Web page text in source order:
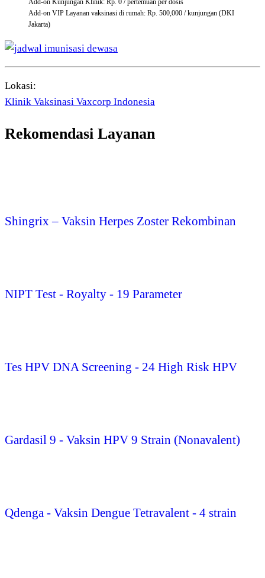
Add-on Kunjungan Klinik: Rp. 0 / pertemuan per dosis
Add-on VIP Layanan vaksinasi di rumah: Rp. 500,000 / kunjungan (DKI
Jakarta)
Lokasi:
Klinik Vaksinasi Vaxcorp Indonesia
Rekomendasi Layanan
Shingrix – Vaksin Herpes Zoster Rekombinan
NIPT Test - Royalty - 19 Parameter
Tes HPV DNA Screening - 24 High Risk HPV
Gardasil 9 - Vaksin HPV 9 Strain (Nonavalent)
Qdenga - Vaksin Dengue Tetravalent - 4 strain